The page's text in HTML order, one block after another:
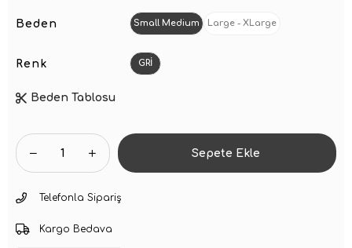
Beden Small Medium Large - XLarge
Renk GRİ
Beden Tablosu
Telefonla Sipariş
Kargo Bedava